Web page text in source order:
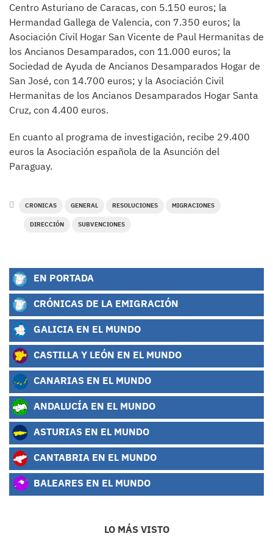
Centro Asturiano de Caracas, con 5.150 euros; la
Hermandad Gallega de Valencia, con 7.350 euros; la
Asociación Civil Hogar San Vicente de Paul Hermanitas de
los Ancianos Desamparados, con 11.000 euros; la
Sociedad de Ayuda de Ancianos Desamparados Hogar de
San José, con 14.700 euros; y la Asociación Civil
Hermanitas de los Ancianos Desamparados Hogar Santa
Cruz, con 4.400 euros.
En cuanto al programa de investigación, recibe 29.400
euros la Asociación española de la Asunción del
Paraguay.
CRONICAS GENERAL RESOLUCIONES MIGRACIONES
DIRECCIÓN SUBVENCIONES
EN PORTADA
CRÓNICAS DE LA EMIGRACIÓN
GALICIA EN EL MUNDO
CASTILLA Y LEÓN EN EL MUNDO
CANARIAS EN EL MUNDO
ANDALUCÍA EN EL MUNDO
ASTURIAS EN EL MUNDO
CANTABRIA EN EL MUNDO
BALEARES EN EL MUNDO
LO MÁS VISTO